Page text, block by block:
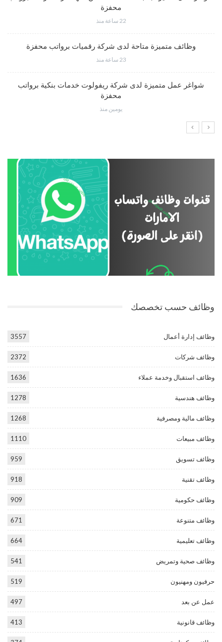
محفزة
22 ساعة منذ
وظائف متميزة متاحة لدى شركة رقميات برواتب محفزة
23 ساعة منذ
شواغر عمل متميزة لدى شركة ريفولوت خدمات بنكية برواتب
محفزة
يومين منذ
وظائف حسب تخصصك
وظائف إدارة أعمال 3557
وظائف شركات 2372
وظائف استقبال وخدمة عملاء 1636
وظائف هندسية 1278
وظائف مالية ومصرفية 1268
وظائف مبيعات 1110
وظائف تسويق 959
وظائف تقنية 918
وظائف حكومية 909
وظائف متنوعة 671
وظائف تعليمية 664
وظائف صحية وتمريض 541
حرفيون ومهنيون 519
عمل عن بعد 497
وظائف قانونية 413